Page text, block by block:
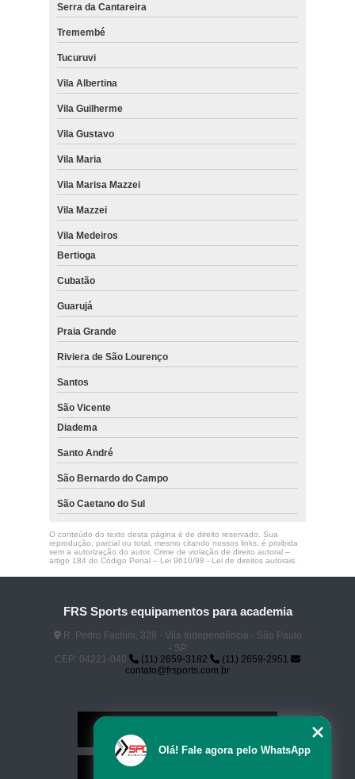
Serra da Cantareira
Tremembé
Tucuruvi
Vila Albertina
Vila Guilherme
Vila Gustavo
Vila Maria
Vila Marisa Mazzei
Vila Mazzei
Vila Medeiros
Bertioga
Cubatão
Guarujá
Praia Grande
Riviera de São Lourenço
Santos
São Vicente
Diadema
Santo André
São Bernardo do Campo
São Caetano do Sul
O conteúdo do texto desta página é de direito reservado. Sua
reprodução, parcial ou total, mesmo citando nossos links, é proibida
sem a autorização do autor. Crime de violação de direito autoral –
artigo 184 do Código Penal – Lei 9610/98 - Lei de direitos autorais.
FRS Sports equipamentos para academia
R. Pedro Fachini, 328 - Vila Independência - São Paulo
- SP
CEP: 04221-040
(11) 2659-3182
(11) 2659-2951
contato@frsports.com.br
Olá! Fale agora pelo WhatsApp